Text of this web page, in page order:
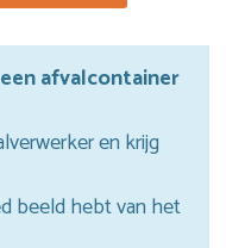
afvalcontainer
en krijg
beeld hebt van het